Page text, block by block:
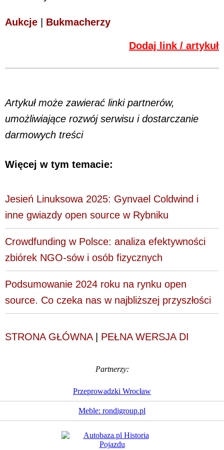
Aukcje Bukmacherzy
Dodaj link / artykuł
Artykuł może zawierać linki partnerów,
umożliwiające rozwój serwisu i dostarczanie
darmowych treści
Więcej w tym temacie:
Jesień Linuksowa 2025: Gynvael Coldwind i
inne gwiazdy open source w Rybniku
Crowdfunding w Polsce: analiza efektywności
zbiórek NGO-sów i osób fizycznych
Podsumowanie 2024 roku na rynku open
source. Co czeka nas w najbliższej przyszłości
STRONA GŁÓWNA| PEŁNA WERSJA DI
Partnerzy:
Przeprowadzki Wrocław
Meble: rondigroup.pl